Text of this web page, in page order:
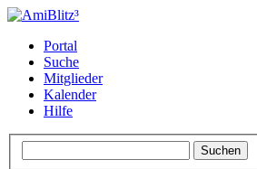
Portal
Suche
Mitglieder
Kalender
Hilfe